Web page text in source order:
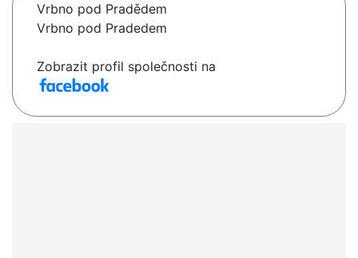
Vrbno pod Pradědem
Vrbno pod Pradedem
Zobrazit profil společnosti na